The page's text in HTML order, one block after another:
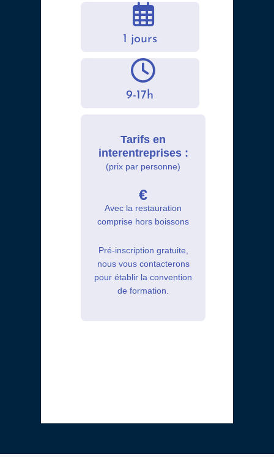
1 jours
9-17h
Tarifs en
interentreprises :
(prix par personne)
€
Avec la restauration
comprise hors boissons
Pré-inscription gratuite,
nous vous contacterons
pour établir la convention
de formation.